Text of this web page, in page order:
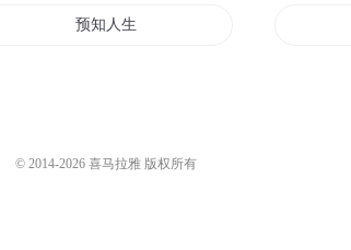
预知人生
© 2014-2026 喜马拉雅 版权所有